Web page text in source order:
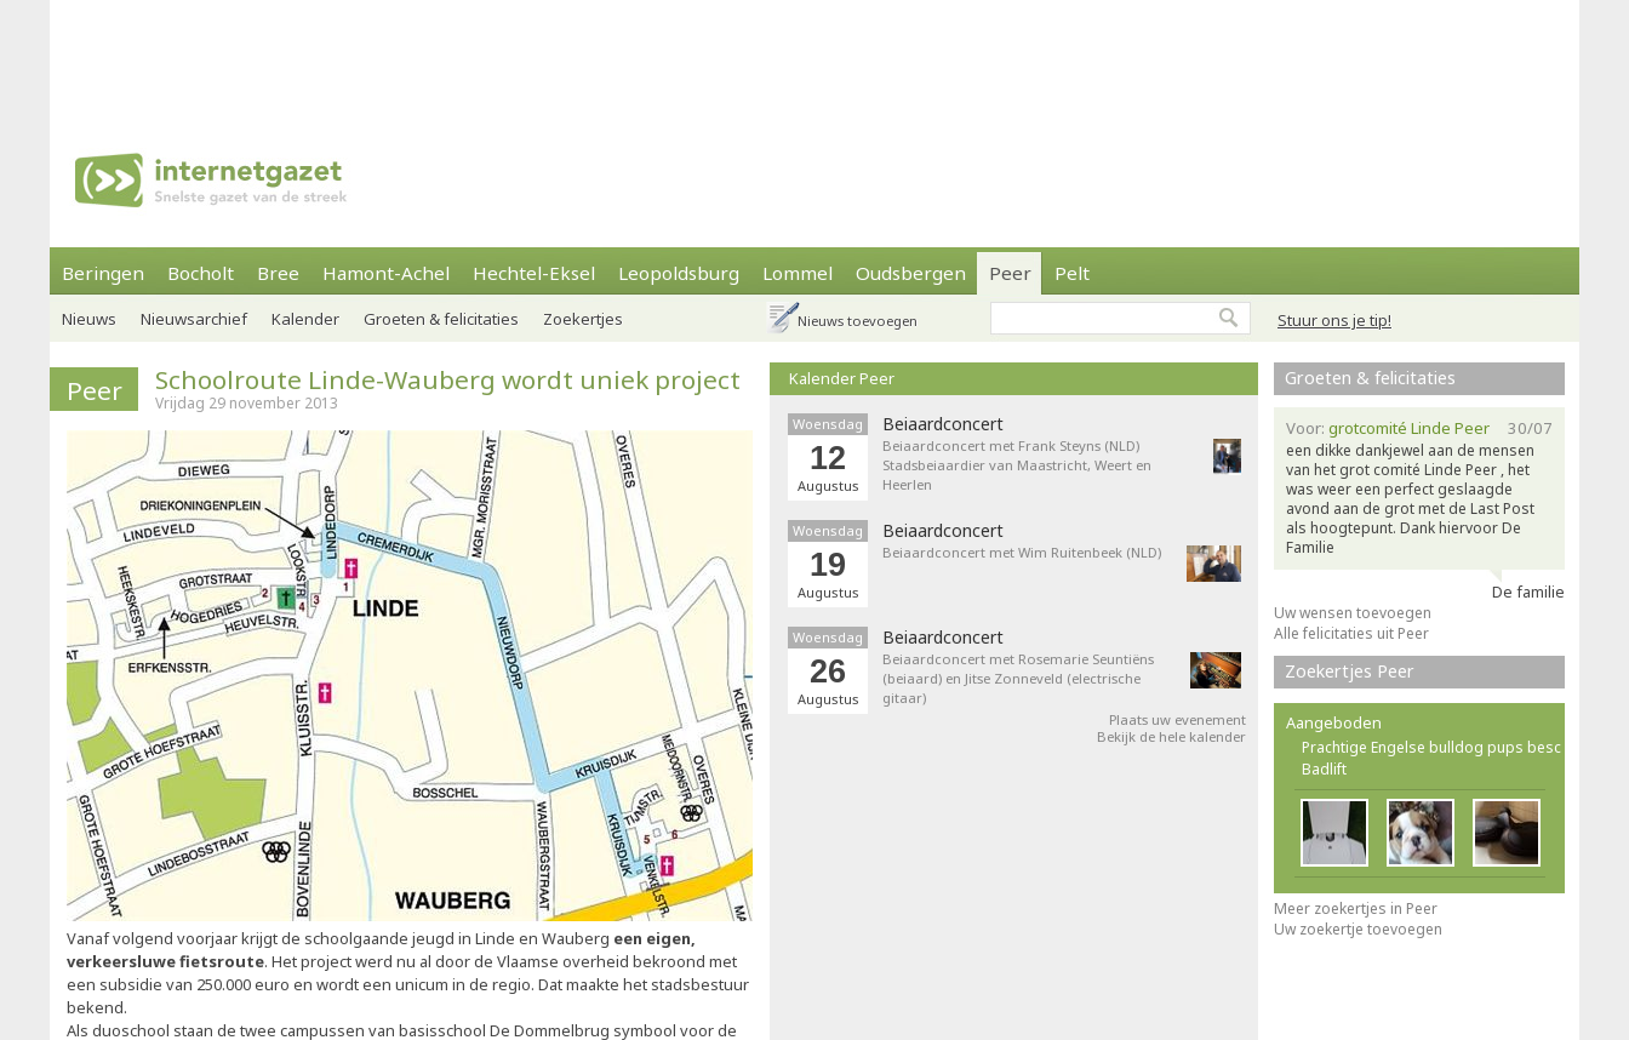
Beringen Bocholt Bree Hamont-Achel Hechtel-Eksel Leopoldsburg Lommel Oudsbergen Peer Pelt
Stuur ons je tip!
Nieuws Nieuwsarchief Kalender Groeten & felicitaties Zoekertjes Nieuws toevoegen
Peer Schoolroute Linde-Wauberg wordt uniek project
Vrijdag 29 november 2013
Vanaf volgend voorjaar krijgt de schoolgaande jeugd in Linde en Wauberg een eigen,
verkeersluwe fietsroute. Het project werd nu al door de Vlaamse overheid bekroond met
een subsidie van 250.000 euro en wordt een unicum in de regio. Dat maakte het stadsbestuur
bekend.
Als duoschool staan de twee campussen van basisschool De Dommelbrug symbool voor de
Kalender Peer
Woensdag
12
Augustus
Beiaardconcert
Beiaardconcert met Frank Steyns (NLD)
Stadsbeiaardier van Maastricht, Weert en
Heerlen
Woensdag
19
Augustus
Beiaardconcert
Beiaardconcert met Wim Ruitenbeek (NLD)
Woensdag
26
Augustus
Beiaardconcert
Beiaardconcert met Rosemarie Seuntiëns
(beiaard) en Jitse Zonneveld (electrische
gitaar)
Plaats uw evenement
Bekijk de hele kalender
Groeten & felicitaties
30/07
Voor: grotcomité Linde Peer
een dikke dankjewel aan de mensen
van het grot comité Linde Peer , het
was weer een perfect geslaagde
avond aan de grot met de Last Post
als hoogtepunt. Dank hiervoor De
Familie
De familie
Uw wensen toevoegen
Alle felicitaties uit Peer
Zoekertjes Peer
Aangeboden
Prachtige Engelse bulldog pups besc
Badlift
Meer zoekertjes in Peer
Uw zoekertje toevoegen